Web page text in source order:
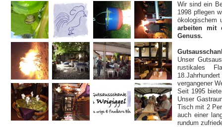
Wir sind ein
1998 pflegen
ökologischem
arbeiten mit
Genuss.
Unser
rustikales
vergangener
Seit 1995
Unser
Tisch mit 2
auch einer
rundum